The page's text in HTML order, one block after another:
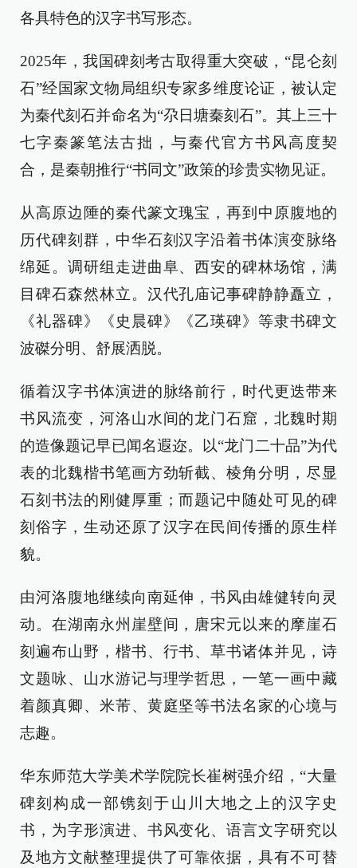
各具特色的汉字书写形态。
2025年，我国碑刻考古取得重大突破，“昆仑刻
石”经国家文物局组织专家多维度论证，被认定
为秦代刻石并命名为“尕日塘秦刻石”。其上三十
七字秦篆笔法古拙，与秦代官方书风高度契
合，是秦朝推行“书同文”政策的珍贵实物见证。
从高原边陲的秦代篆文瑰宝，再到中原腹地的
历代碑刻群，中华石刻汉字沿着书体演变脉络
绵延。调研组走进曲阜、西安的碑林场馆，满
目碑石森然林立。汉代孔庙记事碑静静矗立，
《礼器碑》《史晨碑》《乙瑛碑》等隶书碑文
波磔分明、舒展洒脱。
循着汉字书体演进的脉络前行，时代更迭带来
书风流变，河洛山水间的龙门石窟，北魏时期
的造像题记早已闻名遐迩。以“龙门二十品”为代
表的北魏楷书笔画方劲斩截、棱角分明，尽显
石刻书法的刚健厚重；而题记中随处可见的碑
刻俗字，生动还原了汉字在民间传播的原生样
貌。
由河洛腹地继续向南延伸，书风由雄健转向灵
动。在湖南永州崖壁间，唐宋元以来的摩崖石
刻遍布山野，楷书、行书、草书诸体并见，诗
文题咏、山水游记与理学哲思，一笔一画中藏
着颜真卿、米芾、黄庭坚等书法名家的心境与
志趣。
华东师范大学美术学院院长崔树强介绍，“大量
碑刻构成一部镌刻于山川大地之上的汉字史
书，为字形演进、书风变化、语言文字研究以
及地方文献整理提供了可靠依据，具有不可替